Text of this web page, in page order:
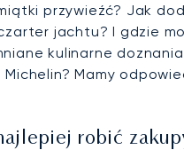
przywieźć? Jak
jachtu? I gdzie
kulinarne
Michelin? Mamy
robić